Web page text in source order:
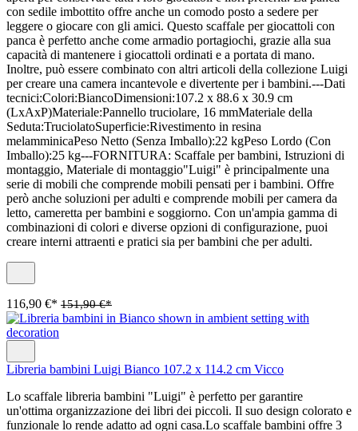
con sedile imbottito offre anche un comodo posto a sedere per
leggere o giocare con gli amici. Questo scaffale per giocattoli con
panca è perfetto anche come armadio portagiochi, grazie alla sua
capacità di mantenere i giocattoli ordinati e a portata di mano.
Inoltre, può essere combinato con altri articoli della collezione Luigi
per creare una camera incantevole e divertente per i bambini.---Dati
tecnici:Colori:BiancoDimensioni:107.2 x 88.6 x 30.9 cm
(LxAxP)Materiale:Pannello truciolare, 16 mmMateriale della
Seduta:TruciolatoSuperficie:Rivestimento in resina
melamminicaPeso Netto (Senza Imballo):22 kgPeso Lordo (Con
Imballo):25 kg---FORNITURA: Scaffale per bambini, Istruzioni di
montaggio, Materiale di montaggio"Luigi" è principalmente una
serie di mobili che comprende mobili pensati per i bambini. Offre
però anche soluzioni per adulti e comprende mobili per camera da
letto, cameretta per bambini e soggiorno. Con un'ampia gamma di
combinazioni di colori e diverse opzioni di configurazione, puoi
creare interni attraenti e pratici sia per bambini che per adulti.
116,90 €* 151,90 €*
Libreria bambini Luigi Bianco 107.2 x 114.2 cm Vicco
Lo scaffale libreria bambini "Luigi" è perfetto per garantire
un'ottima organizzazione dei libri dei piccoli. Il suo design colorato e
funzionale lo rende adatto ad ogni casa.Lo scaffale bambini offre 3